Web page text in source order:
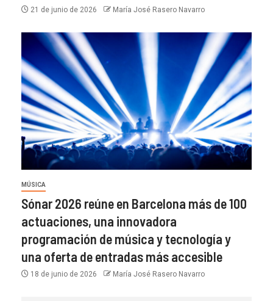
21 de junio de 2026 María José Rasero Navarro
MÚSICA
Sónar 2026 reúne en Barcelona más de 100
actuaciones, una innovadora
programación de música y tecnología y
una oferta de entradas más accesible
18 de junio de 2026 María José Rasero Navarro